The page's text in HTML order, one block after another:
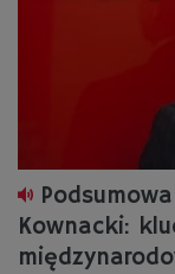
Kownacki: